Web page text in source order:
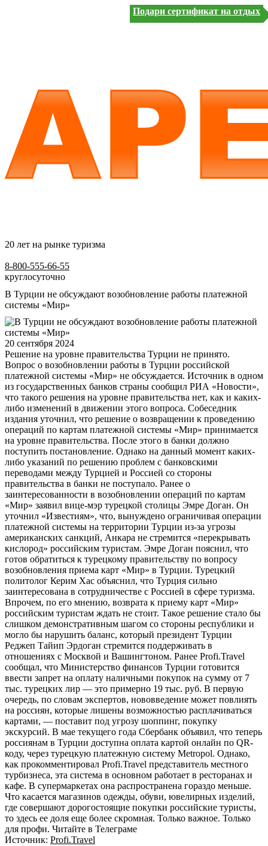
Подари сертификат на отдых
20 лет на рынке туризма
8-800-555-66-55
круглосуточно
В Турции не обсуждают возобновление работы платежной
системы «Мир»
20 сентября 2024
Решение на уровне правительства Турции не принято.
Вопрос о возобновлении работы в Турции российской
платежной системы «Мир» не обсуждается. Источник в одном
из государственных банков страны сообщил РИА «Новости»,
что такого решения на уровне правительства нет, как и каких-
либо изменений в движении этого вопроса. Собеседник
издания уточнил, что решение о возвращении к проведению
операций по картам платежной системы «Мир» принимается
на уровне правительства. После этого в банки должно
поступить постановление. Однако на данный момент каких-
либо указаний по решению проблем с банковскими
переводами между Турцией и Россией со стороны
правительства в банки не поступало. Ранее о
заинтересованности в возобновлении операций по картам
«Мир» заявил вице-мэр турецкой столицы Эмре Доган. Он
уточнил «Известиям», что, вынуждено ограничивая операции
платежной системы на территории Турции из-за угрозы
американских санкций, Анкара не стремится «перекрывать
кислород» российским туристам. Эмре Доган пояснил, что
готов обратиться к турецкому правительству по вопросу
возобновления приема карт «Мир» в Турции. Турецкий
политолог Керим Хас объяснил, что Турция сильно
заинтересована в сотрудничестве с Россией в сфере туризма.
Впрочем, по его мнению, возврата к приему карт «Мир»
российским туристам ждать не стоит. Такое решение стало бы
слишком демонстративным шагом со стороны республики и
могло бы нарушить баланс, который президент Турции
Реджеп Тайип Эрдоган стремится поддерживать в
отношениях с Москвой и Вашингтоном. Ранее Profi.Travel
сообщал, что Министерство финансов Турции готовится
ввести запрет на оплату наличными покупок на сумму от 7
тыс. турецких лир — это примерно 19 тыс. руб. В первую
очередь, по словам экспертов, нововведение может повлиять
на россиян, которые лишены возможностью расплачиваться
картами, — поставит под угрозу шоппинг, покупку
экскурсий. В мае текущего года Сбербанк объявил, что теперь
россиянам в Турции доступна оплата картой онлайн по QR-
коду, через турецкую платежную систему Metropol. Однако,
как прокомментировал Profi.Travel представитель местного
турбизнеса, эта система в основном работает в ресторанах и
кафе. В супермаркетах она распространена гораздо меньше.
Что касается магазинов одежды, обуви, ювелирных изделий,
где совершают дорогостоящие покупки российские туристы,
то здесь ее доля еще более скромная. Только важное. Только
для профи.​ Читайте в Телеграме
Источник: Profi.Travel